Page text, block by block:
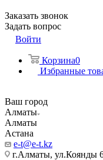
Заказать звонок
Задать вопрос
Войти
Корзина0
Избранные
Ваш город
Алматы
Алматы
Астана
e-t@e-t.kz
г.Алматы, ул.Коянды